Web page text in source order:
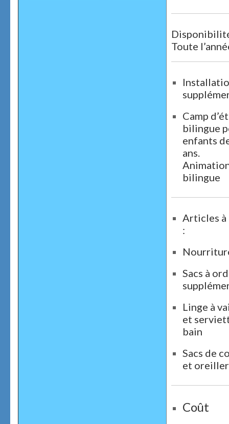
Toute
Camp
bilingue
enfants
ans.
bilingue
Articles
:
Sacs à
Linge à
et
bain
Sacs de
et
Coût